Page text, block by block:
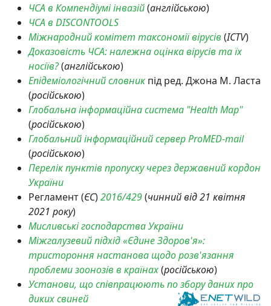
ЧСА в Компендіумі інвазій(англійською)
ЧСА в DISCONTOOLS
Міжнародний комітет таксономії вірусів(ICTV)
Доказовість ЧСА: належна оцінка вірусів та їх
носіїв?(англійською)
Епідеміологічний словникпід ред. Джона М. Ласта
(російською)
Глобальна інформаційна система "Health Map"
(російською)
Глобальний інформаційний сервер ProMED-mail
(російською)
Перелік пунктів пропуску через державний кордон
України
Регламент (ЄС)2016/429(чинний від 21 квітня
2021 року)
Мисливські господарства України
Міжгалузевий підхід «Єдине Здоров'я»:
тристороння настанова щодо розв'язання
проблеми зоонозів в країнах(російською)
Установи, що співпрацюють по збору даних про
диких свиней